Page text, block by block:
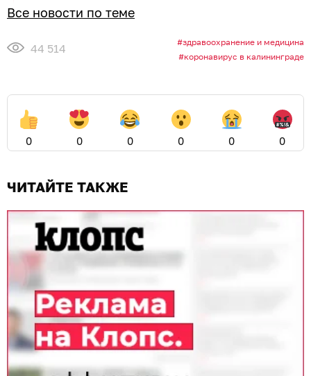
Все новости по теме
44 514
здравоохранение и медицина
коронавирус в калининграде
0 0 0 0 0 0
ЧИТАЙТЕ ТАКЖЕ